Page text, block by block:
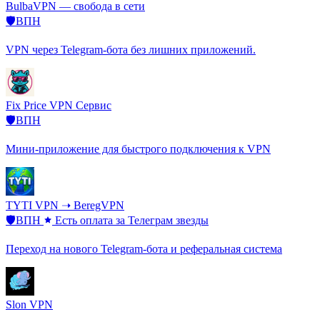
BulbaVPN — свобода в сети
🛡️ВПН
VPN через Telegram-бота без лишних приложений.
Fix Price VPN Сервис
🛡️ВПН
Мини-приложение для быстрого подключения к VPN
TYTI VPN ➝ BeregVPN
🛡️ВПН
Есть оплата за Телеграм звезды
Переход на нового Telegram-бота и реферальная система
Slon VPN